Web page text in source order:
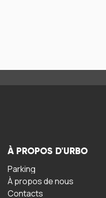
À PROPOS D'URBO
Parking
À propos de nous
Contacts